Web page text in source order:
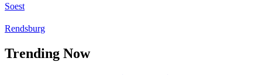
Soest
Rendsburg
Trending Now